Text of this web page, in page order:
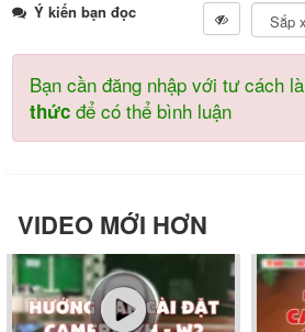
Ý kiến bạn đọc
Bạn cần đăng nhập với tư cách là
thức để có thể bình luận
VIDEO MỚI HƠN